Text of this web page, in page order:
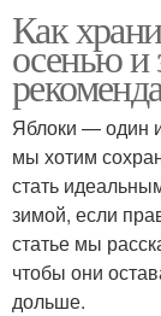
Как
осенью и
Яблоки — один
мы хотим
стать
зимой, если
статье мы
чтобы они
дольше.